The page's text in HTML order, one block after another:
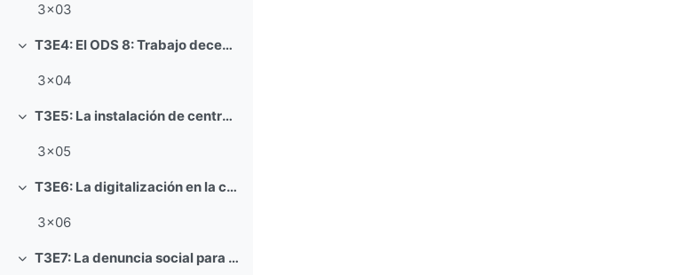
3x03
Colapsar T3E4: El ODS 8: Trabajo decente y crecimiento económico
3x04
Colapsar T3E5: La instalación de centros de datos en España y el consumo sostenible en relación con el ODS 9
3x05
Colapsar T3E6: La digitalización en la consecución de los ODS
3x06
Colapsar T3E7: La denuncia social para alcanzar la igualdad de género: una mirada literaria sobre el ODS 5